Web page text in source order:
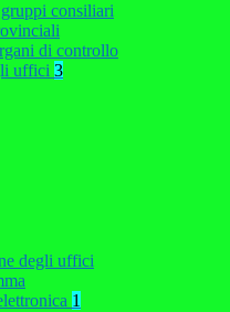
consiliari
di controllo
uffici 3
degli uffici
1